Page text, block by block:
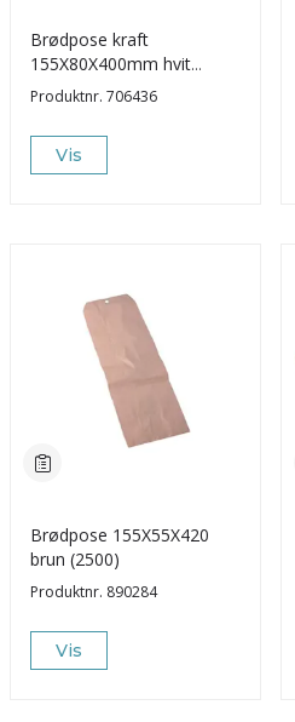
Brødpose kraft
155X80X400mm hvit
(2500)
Produktnr. 706436
Vis
Brødpose 155X55X420
brun (2500)
Produktnr. 890284
Vis